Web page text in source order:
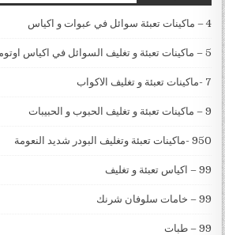
4 – ماكينات تعبئة سوائل في عبوات و اكياس
5 – ماكينات تعبئة و تغليف السوائل في اكياس اوتوماتيك
7 -ماكينات تعبئة و تغليف الاكواب
9 – ماكينات تعبئة و تغليف الحبوب و الحبيبات
950 -ماكينات تعبئة وتغليف البودر شديد النعومة
99 – اكياس تعبئة و تغليف
99 – خامات سلوفان شرنك
99 – طبات